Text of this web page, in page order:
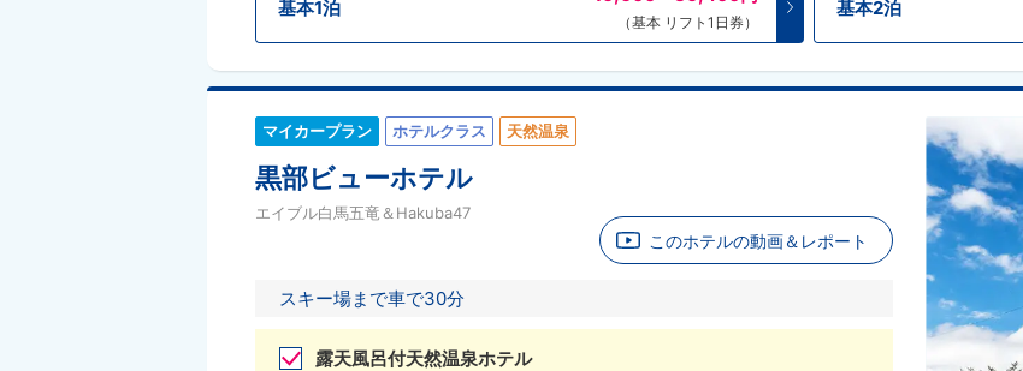
基本1泊
（基本 リフト1日券）
基本2泊
マイカープラン ホテルクラス 天然温泉
黒部ビューホテル
エイブル白馬五竜＆Hakuba47
このホテルの動画＆レポート
スキー場まで車で30分
露天風呂付天然温泉ホテル